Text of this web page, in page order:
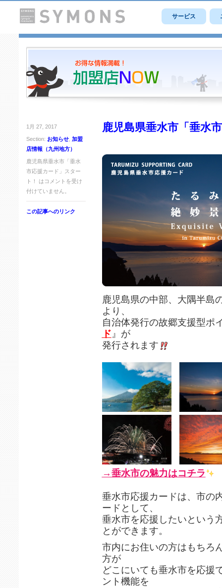
サービス
1月 27, 2017
Section: お知らせ, 加盟
店情報（九州地方）
鹿児島県垂水市「垂水
市応援カード」スター
ト！ は コメントを受け
付けていません。
この記事へのリンク
鹿児島県垂水市「垂水
鹿児島県の中部、大隅半島
より、
自治体発行の故郷支援型ポ
ド 』が
発行されます
→垂水市の魅力はコチラ
垂水市応援カードは、市の
ードとして、
垂水市を応援したいという
とができます。
市内にお住いの方はもちろ
方が
どこにいても垂水市を応援
ント機能を